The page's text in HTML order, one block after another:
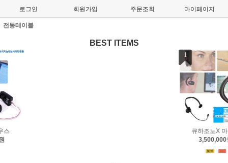
로그인 회원가입 주문조회 마이페이지
전동테이블
BEST ITEMS
3
엔에